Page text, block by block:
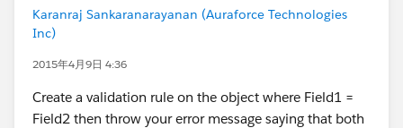
Karanraj Sankaranarayanan (Auraforce Technologies
Inc)
2015年4月9日 4:36
Create a validation rule on the object where Field1 =
Field2 then throw your error message saying that both